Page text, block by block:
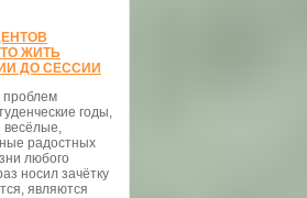
ЖИТЬ
ДО СЕССИИ
проблем
годы,
весёлые,
радостных
любого
носил зачётку
являются